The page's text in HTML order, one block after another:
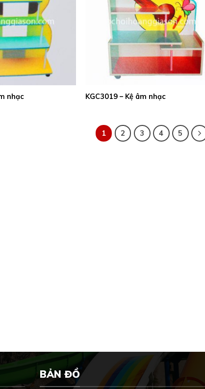
nhạc KGC3019 – Kệ âm nhạc
1 2 3 4 5
BẢN ĐỒ